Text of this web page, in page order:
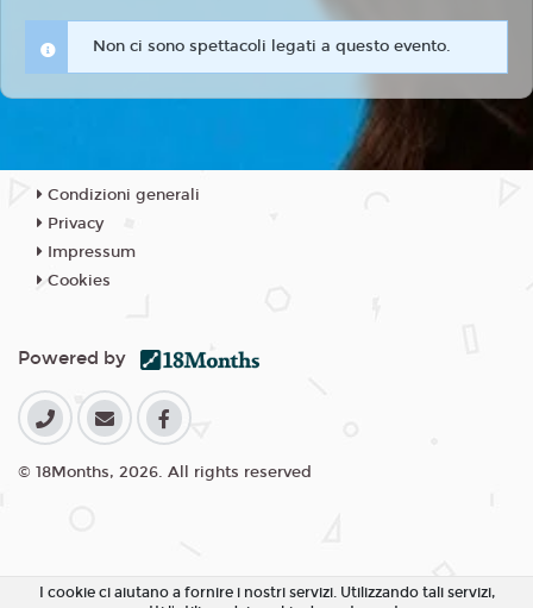
Non ci sono spettacoli legati a questo evento.
Condizioni generali
Privacy
Impressum
Cookies
Powered by
© 18Months, 2026. All rights reserved
I cookie ci aiutano a fornire i nostri servizi. Utilizzando tali servizi,